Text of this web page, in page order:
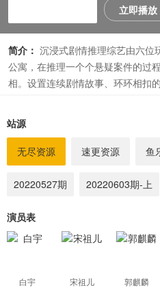
立即播放
简介： 沉浸式剧情推理综艺由六位
公寓，在推理一个个悬疑案件的过
相。设置连续剧情故事、环环相扣
站源
无尽资源 速更资源 鱼
20220527期 20220603期-上
演员表
白宇 宋祖儿 郭麒麟